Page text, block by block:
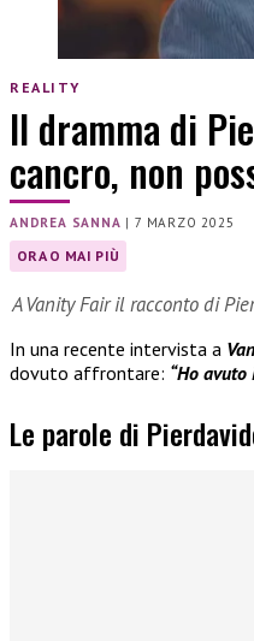
REALITY
Il dramma di
cancro, non
ANDREA SANNA |7 MARZO 2025
ORA O MAI PIÙ
A Vanity Fair il racconto di
In una recente intervista a
dovuto affrontare: “Ho avuto
Le parole di